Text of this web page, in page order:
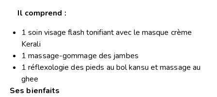
Il comprend :
1 soin visage flash tonifiant avec le masque crème
Kerali
1 massage-gommage des jambes
1 réflexologie des pieds au bol kansu et massage au
ghee
Ses bienfaits